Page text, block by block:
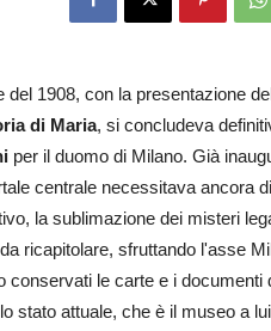
del 1908, con la presentazione
di Maria, si concludeva
per il duomo di Milano. Già
centrale necessitava ancora
la sublimazione dei misteri
ricapitolare, sfruttando l'asse
conservati le carte e i documenti
stato attuale, che è il museo a